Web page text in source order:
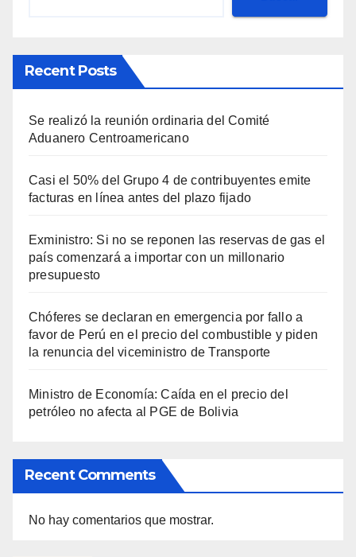
Recent Posts
Se realizó la reunión ordinaria del Comité
Aduanero Centroamericano
Casi el 50% del Grupo 4 de contribuyentes emite
facturas en línea antes del plazo fijado
Exministro: Si no se reponen las reservas de gas el
país comenzará a importar con un millonario
presupuesto
Chóferes se declaran en emergencia por fallo a
favor de Perú en el precio del combustible y piden
la renuncia del viceministro de Transporte
Ministro de Economía: Caída en el precio del
petróleo no afecta al PGE de Bolivia
Recent Comments
No hay comentarios que mostrar.